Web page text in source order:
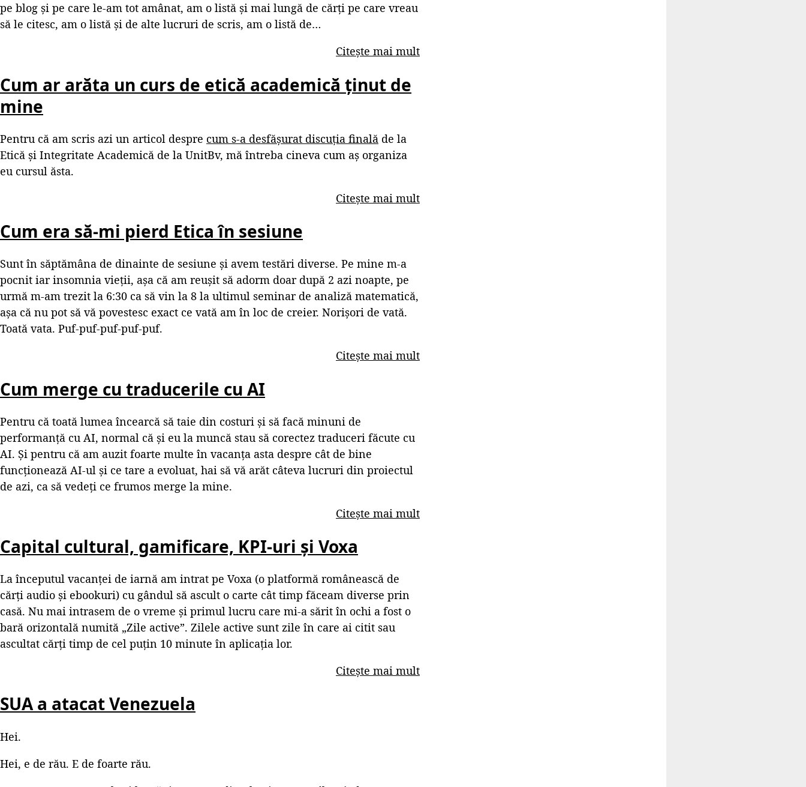
pe blog și pe care le-am tot amânat, am o listă și mai lungă de cărți pe care vreau
să le citesc, am o listă și de alte lucruri de scris, am o listă de…
Citește mai mult
Cum ar arăta un curs de etică academică ținut de
mine
Pentru că am scris azi un articol despre cum s-a desfășurat discuția finală de la
Etică și Integritate Academică de la UnitBv, mă întreba cineva cum aș organiza
eu cursul ăsta.
Citește mai mult
Cum era să-mi pierd Etica în sesiune
Sunt în săptămâna de dinainte de sesiune și avem testări diverse. Pe mine m-a
pocnit iar insomnia vieții, așa că am reușit să adorm doar după 2 azi noapte, pe
urmă m-am trezit la 6:30 ca să vin la 8 la ultimul seminar de analiză matematică,
așa că nu pot să vă povestesc exact ce vată am în loc de creier. Norișori de vată.
Toată vata. Puf-puf-puf-puf-puf.
Citește mai mult
Cum merge cu traducerile cu AI
Pentru că toată lumea încearcă să taie din costuri și să facă minuni de
performanță cu AI, normal că și eu la muncă stau să corectez traduceri făcute cu
AI. Și pentru că am auzit foarte multe în vacanța asta despre cât de bine
funcționează AI-ul și ce tare a evoluat, hai să vă arăt câteva lucruri din proiectul
de azi, ca să vedeți ce frumos merge la mine.
Citește mai mult
Capital cultural, gamificare, KPI-uri și Voxa
La începutul vacanței de iarnă am intrat pe Voxa (o platformă românească de
cărți audio și ebookuri) cu gândul să ascult o carte cât timp făceam diverse prin
casă. Nu mai intrasem de o vreme și primul lucru care mi-a sărit în ochi a fost o
bară orizontală numită „Zile active”. Zilele active sunt zile în care ai citit sau
ascultat cărți timp de cel puțin 10 minute în aplicația lor.
Citește mai mult
SUA a atacat Venezuela
Hei.
Hei, e de rău. E de foarte rău.